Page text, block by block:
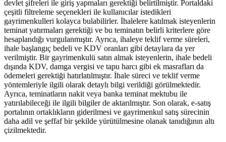
devlet şifreleri ile giriş yapmaları gerektiği belirtilmiştir. Portaldaki
çeşitli filtreleme seçenekleri ile kullanıcılar istedikleri
gayrimenkulleri kolayca bulabilirler. İhalelere katılmak isteyenlerin
teminat yatırmaları gerektiği ve bu teminatın belirli kriterlere göre
hesaplandığı vurgulanmıştır. Ayrıca, ihaleye teklif verme süreleri,
ihale başlangıç bedeli ve KDV oranları gibi detaylara da yer
verilmiştir. Bir gayrimenkulü satın almak isteyenlerin, ihale bedeli
dışında KDV, damga vergisi ve tapu harcı gibi ek masrafları da
ödemeleri gerektiği hatırlatılmıştır. İhale süreci ve teklif verme
yöntemleriyle ilgili olarak detaylı bilgi verildiği görülmektedir.
Ayrıca, teminatların nakit veya banka teminat mektubu ile
yatırılabileceği ile ilgili bilgiler de aktarılmıştır. Son olarak, e-satış
portalının ortaklıkların giderilmesi ve gayrimenkul satış sürecinin
daha adil ve şeffaf bir şekilde yürütülmesine olanak tanıdığının altı
çizilmektedir.